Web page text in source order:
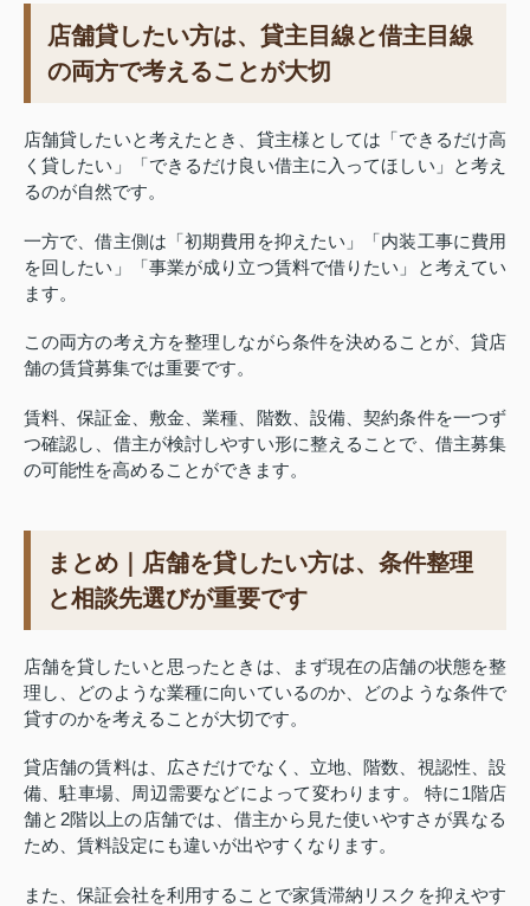
店舗貸したい方は、貸主目線と借主目線
の両方で考えることが大切
店舗貸したいと考えたとき、貸主様としては「できるだけ高
く貸したい」「できるだけ良い借主に入ってほしい」と考え
るのが自然です。
一方で、借主側は「初期費用を抑えたい」「内装工事に費用
を回したい」「事業が成り立つ賃料で借りたい」と考えてい
ます。
この両方の考え方を整理しながら条件を決めることが、貸店
舗の賃貸募集では重要です。
賃料、保証金、敷金、業種、階数、設備、契約条件を一つず
つ確認し、借主が検討しやすい形に整えることで、借主募集
の可能性を高めることができます。
まとめ｜店舗を貸したい方は、条件整理
と相談先選びが重要です
店舗を貸したいと思ったときは、まず現在の店舗の状態を整
理し、どのような業種に向いているのか、どのような条件で
貸すのかを考えることが大切です。
貸店舗の賃料は、広さだけでなく、立地、階数、視認性、設
備、駐車場、周辺需要などによって変わります。 特に1階店
舗と2階以上の店舗では、借主から見た使いやすさが異なる
ため、賃料設定にも違いが出やすくなります。
また、保証会社を利用することで家賃滞納リスクを抑えやす